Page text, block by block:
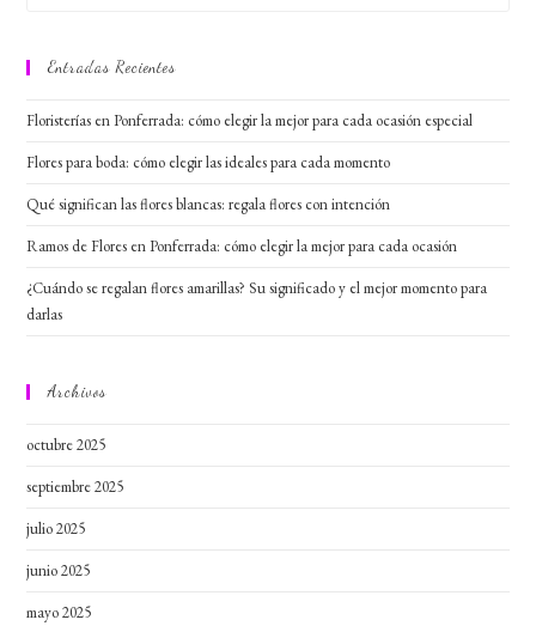
Entradas Recientes
Floristerías en Ponferrada: cómo elegir la mejor para cada ocasión especial
Flores para boda: cómo elegir las ideales para cada momento
Qué significan las flores blancas: regala flores con intención
Ramos de Flores en Ponferrada: cómo elegir la mejor para cada ocasión
¿Cuándo se regalan flores amarillas? Su significado y el mejor momento para
darlas
Archivos
octubre 2025
septiembre 2025
julio 2025
junio 2025
mayo 2025